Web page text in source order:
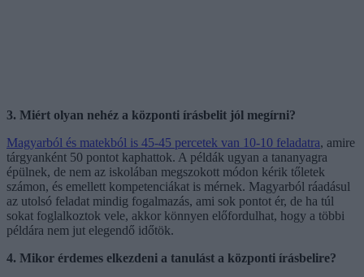
3. Miért olyan nehéz a központi írásbelit jól megírni?
Magyarból és matekból is 45-45 percetek van 10-10 feladatra, amire
tárgyanként 50 pontot kaphattok. A példák ugyan a tananyagra
épülnek, de nem az iskolában megszokott módon kérik tőletek
számon, és emellett kompetenciákat is mérnek. Magyarból ráadásul
az utolsó feladat mindig fogalmazás, ami sok pontot ér, de ha túl
sokat foglalkoztok vele, akkor könnyen előfordulhat, hogy a többi
példára nem jut elegendő időtök.
4. Mikor érdemes elkezdeni a tanulást a központi írásbelire?